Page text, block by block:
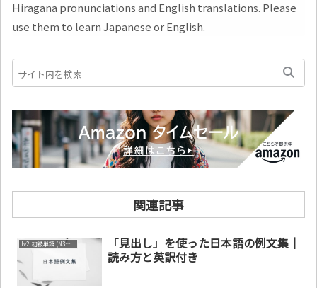
Hiragana pronunciations and English translations. Please
use them to learn Japanese or English.
関連記事
lv2. 初級単語 (N3～N4)
「見出し」を使った日本語の例文集｜
読み方と英訳付き